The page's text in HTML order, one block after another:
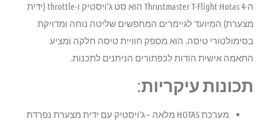
ה-Thrustmaster T-Flight Hotas 4
הוא סט ג'ויסטיק ו-throttle (ידית
מצערת) המיועד לגיימרים המחפשים שליטה נוחה ומדויקת
בסימולטורי טיסה. הוא מספק חוויית טיסה חלקה ומציע
התאמה אישית הודות לכפתורים הניתנים לתכנות.
תכונות עיקריות:
מערכת HOTAS מלאה
– ג'ויסטיק עם ידית מצערת נפרדת